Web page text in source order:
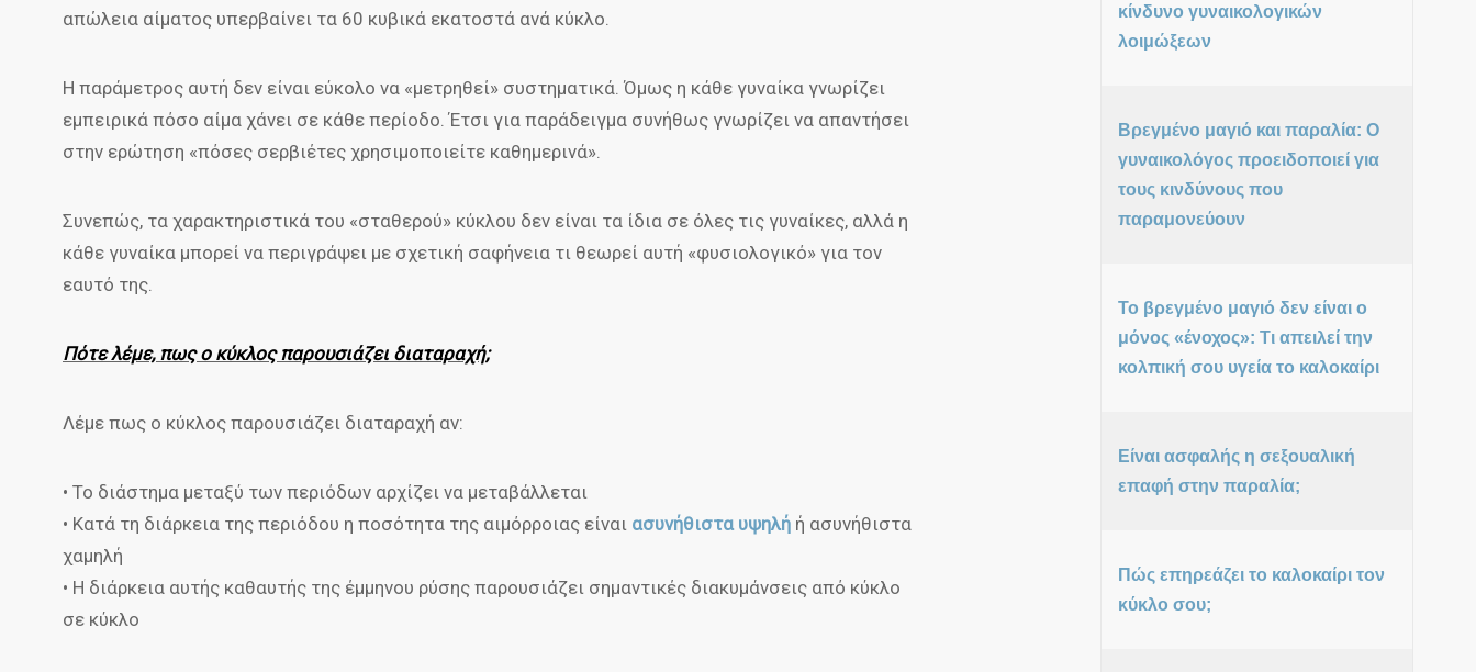
απώλεια αίματος υπερβαίνει τα 60 κυβικά εκατοστά ανά κύκλο.
Η παράμετρος αυτή δεν είναι εύκολο να «μετρηθεί» συστηματικά. Όμως η κάθε γυναίκα γνωρίζει
εμπειρικά πόσο αίμα χάνει σε κάθε περίοδο. Έτσι για παράδειγμα συνήθως γνωρίζει να απαντήσει
στην ερώτηση «πόσες σερβιέτες χρησιμοποιείτε καθημερινά».
Συνεπώς, τα χαρακτηριστικά του «σταθερού» κύκλου δεν είναι τα ίδια σε όλες τις γυναίκες, αλλά η
κάθε γυναίκα μπορεί να περιγράψει με σχετική σαφήνεια τι θεωρεί αυτή «φυσιολογικό» για τον
εαυτό της.
Πότε λέμε, πως ο κύκλος παρουσιάζει διαταραχή;
Λέμε πως ο κύκλος παρουσιάζει διαταραχή αν:
• Το διάστημα μεταξύ των περιόδων αρχίζει να μεταβάλλεται
• Κατά τη διάρκεια της περιόδου η ποσότητα της αιμόρροιας είναι ασυνήθιστα υψηλή ή ασυνήθιστα
χαμηλή
• Η διάρκεια αυτής καθαυτής της έμμηνου ρύσης παρουσιάζει σημαντικές διακυμάνσεις από κύκλο
σε κύκλο
κίνδυνο γυναικολογικών
λοιμώξεων
Βρεγμένο μαγιό και παραλία: Ο
γυναικολόγος προειδοποιεί για
τους κινδύνους που
παραμονεύουν
Το βρεγμένο μαγιό δεν είναι ο
μόνος «ένοχος»: Τι απειλεί την
κολπική σου υγεία το καλοκαίρι
Είναι ασφαλής η σεξουαλική
επαφή στην παραλία;
Πώς επηρεάζει το καλοκαίρι τον
κύκλο σου;